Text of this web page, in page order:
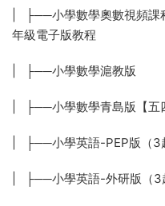
| ├──小學數學奧數視頻課
年級電子版教程
| ├──小學數學滬教版
| ├──小學數學青島版【五
| ├──小學英語-PEP版（3
| ├──小學英語-外研版（3